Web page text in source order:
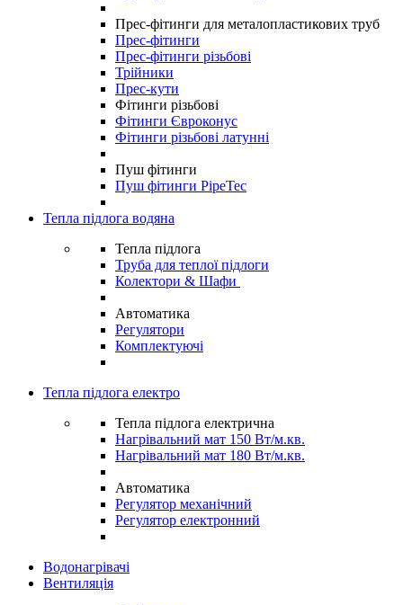
Прес-фітинги для металопластикових труб
Прес-фітинги
Прес-фітинги різьбові
Трійники
Прес-кути
Фітинги різьбові
Фітинги Євроконус
Фітинги різьбові латунні
Пуш фітинги
Пуш фітинги PipeTec
Тепла підлога водяна
Тепла підлога
Труба для теплої підлоги
Колектори & Шафи
Автоматика
Регулятори
Комплектуючі
Тепла підлога електро
Тепла підлога електрична
Нагрівальний мат 150 Вт/м.кв.
Нагрівальний мат 180 Вт/м.кв.
Автоматика
Регулятор механічний
Регулятор електронний
Водонагрівачі
Вентиляція